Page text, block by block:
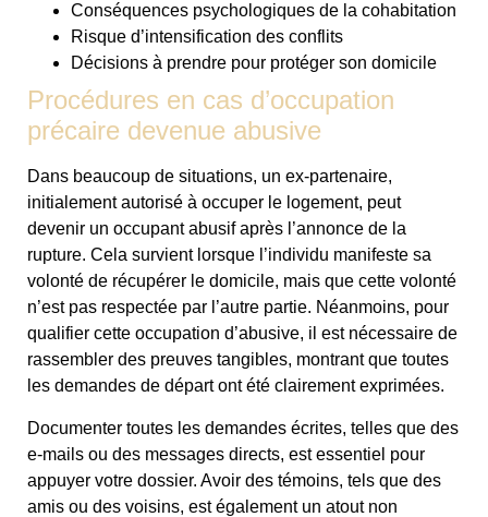
Conséquences psychologiques de la cohabitation
Risque d’intensification des conflits
Décisions à prendre pour protéger son domicile
Procédures en cas d’occupation
précaire devenue abusive
Dans beaucoup de situations, un ex-partenaire,
initialement autorisé à occuper le logement, peut
devenir un occupant abusif après l’annonce de la
rupture. Cela survient lorsque l’individu manifeste sa
volonté de récupérer le domicile, mais que cette volonté
n’est pas respectée par l’autre partie. Néanmoins, pour
qualifier cette occupation d’abusive, il est nécessaire de
rassembler des preuves tangibles, montrant que toutes
les demandes de départ ont été clairement exprimées.
Documenter toutes les demandes écrites, telles que des
e-mails ou des messages directs, est essentiel pour
appuyer votre dossier. Avoir des témoins, tels que des
amis ou des voisins, est également un atout non